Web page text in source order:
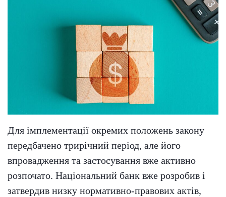
Для імплементації окремих положень закону
передбачено трирічний період, але його
впровадження та застосування вже активно
розпочато. Національний банк вже розробив і
затвердив низку нормативно-правових актів,